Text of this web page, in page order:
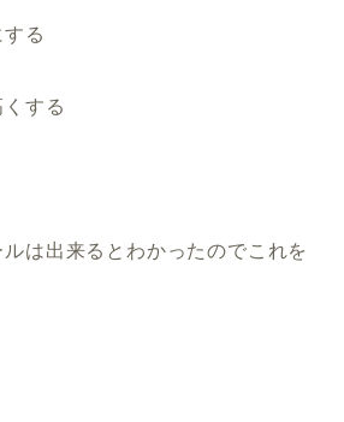
る
する
は出来るとわかったのでこれを